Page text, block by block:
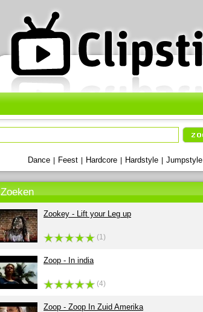
Dance Feest Hardcore Hardstyle Jumpstyle
Zoeken
Zookey - Lift your Leg up
(1)
Zoop - In india
(4)
Zoop - Zoop In Zuid Amerika